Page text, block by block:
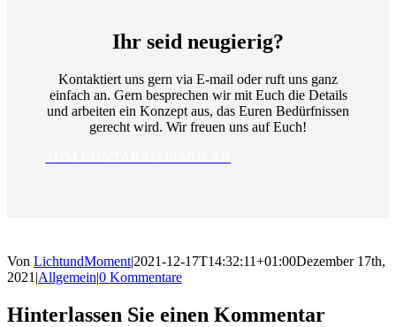
Ihr seid neugierig?
Kontaktiert uns gern via E-mail oder ruft uns ganz
einfach an. Gern besprechen wir mit Euch die Details
und arbeiten ein Konzept aus, das Euren Bedürfnissen
gerecht wird. Wir freuen uns auf Euch!
Von LichtundMoment|2021-12-17T14:32:11+01:00Dezember 17th,
2021 |Allgemein|0 Kommentare
Hinterlassen Sie einen Kommentar